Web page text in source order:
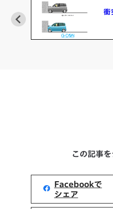
衝
この記事
Facebookで
シェア